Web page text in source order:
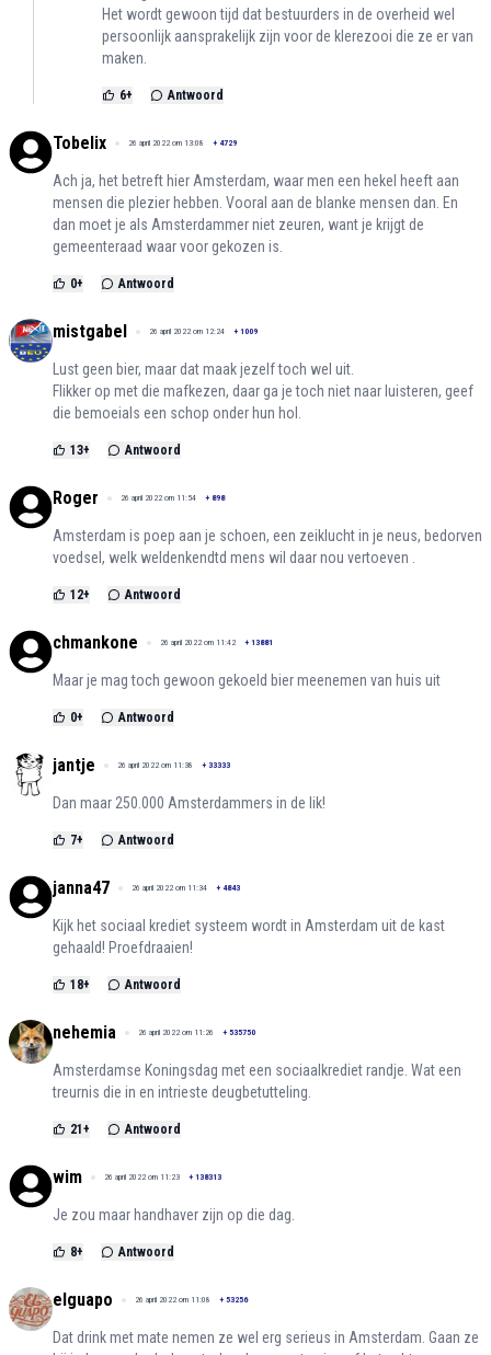
Het wordt gewoon tijd dat bestuurders in de overheid wel
persoonlijk aansprakelijk zijn voor de klerezooi die ze er van
maken.
6+ Antwoord
Tobelix 26 april 2022 om 13:08 + 4729
Ach ja, het betreft hier Amsterdam, waar men een hekel heeft aan
mensen die plezier hebben. Vooral aan de blanke mensen dan. En
dan moet je als Amsterdammer niet zeuren, want je krijgt de
gemeenteraad waar voor gekozen is.
0+ Antwoord
mistgabel 26 april 2022 om 12:24 + 1009
Lust geen bier, maar dat maak jezelf toch wel uit.
Flikker op met die mafkezen, daar ga je toch niet naar luisteren, geef
die bemoeials een schop onder hun hol.
13+ Antwoord
Roger 26 april 2022 om 11:54 + 898
Amsterdam is poep aan je schoen, een zeiklucht in je neus, bedorven
voedsel, welk weldenkendtd mens wil daar nou vertoeven .
12+ Antwoord
chmankone 26 april 2022 om 11:42 + 13881
Maar je mag toch gewoon gekoeld bier meenemen van huis uit
0+ Antwoord
jantje 26 april 2022 om 11:38 + 33333
Dan maar 250.000 Amsterdammers in de lik!
7+ Antwoord
janna47 26 april 2022 om 11:34 + 4843
Kijk het sociaal krediet systeem wordt in Amsterdam uit de kast
gehaald! Proefdraaien!
18+ Antwoord
nehemia 26 april 2022 om 11:26 + 535750
Amsterdamse Koningsdag met een sociaalkrediet randje. Wat een
treurnis die in en intrieste deugbetutteling.
21 + Antwoord
wim 26 april 2022 om 11:23 + 138313
Je zou maar handhaver zijn op die dag.
8+ Antwoord
elguapo 26 april 2022 om 11:08 + 53256
Dat drink met mate nemen ze wel erg serieus in Amsterdam. Gaan ze